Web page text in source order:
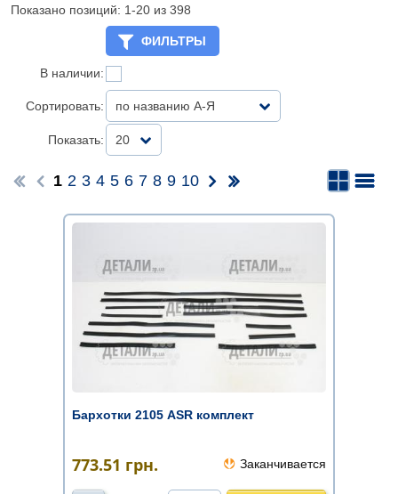
Показано позиций: 1-20 из 398
ФИЛЬТРЫ
В наличии:
Сортировать: по названию А-Я
Показать: 20
1 2 3 4 5 6 7 8 9 10
Бархотки 2105 ASR комплект
773.51 грн. Заканчивается